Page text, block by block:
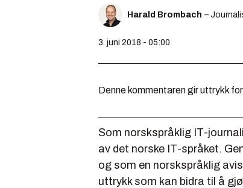
Harald Brombach –
3. juni 2018 - 05:00
Denne kommentaren gir uttrykk
Som norskspråklig IT-
av det norske IT-språket.
og som en norskspråklig
uttrykk som kan bidra til å